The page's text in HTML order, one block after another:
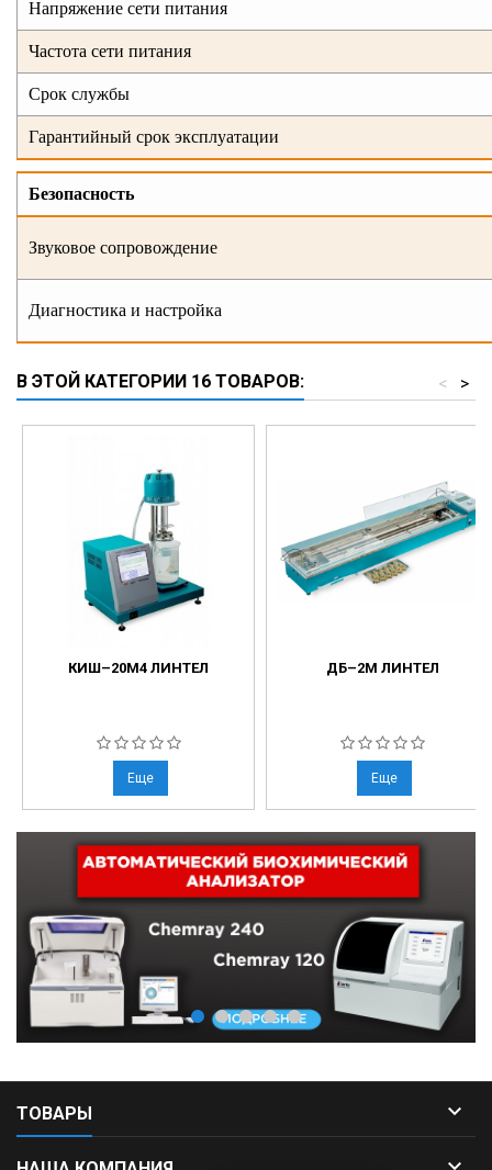
Напряжение сети питания
Частота сети питания
Срок службы
Гарантийный срок эксплуатации
Безопасность
Звуковое сопровождение
Диагностика и настройка
В ЭТОЙ КАТЕГОРИИ 16 ТОВАРОВ: >
<
КИШ–20М4 ЛИНТЕЛ
Еще
ДБ–2М ЛИНТЕЛ
Еще
ТОВАРЫ 